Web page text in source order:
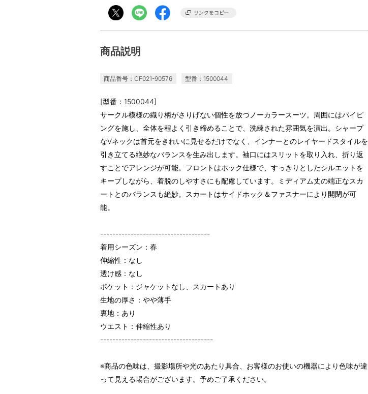
商品説明
商品番号：CF021-90576 型番：1500044
[型番：1500044]
サークル模様の織り柄がさりげない個性を放つノーカラースーツ。周囲にはパイピ
ングを施し、全体を程よく引き締めることで、洗練された雰囲気を演出。シャープ
なVネックは首元をきれいに見せるだけでなく、インナーとのレイヤードスタイルを
引き立てる絶妙なバランスを生み出します。袖口にはスリットを取り入れ、折り返
すことでアレンジが可能。フロントはホック仕様で、すっきりとしたシルエットを
キープしながら、着脱のしやすさにも配慮しています。ミディアム丈の端正なスカ
ートとのバランスも絶妙。スカートはサイドホック＆ファスナーにより開閉が可
能。
------------------------------------
着用シーズン：春
伸縮性：なし
透け感：なし
ポケット：ジャケットなし、スカートあり
生地の厚さ：やや薄手
裏地：あり
ウエスト：伸縮性あり
-------------------------------------
※商品の色味は、撮影場所や光のあたり具合、お客様のお使いの機器により色味が違
って見える場合がございます。予めご了承ください。